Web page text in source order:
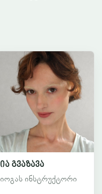
ია გვაზავა
იოგას ინსტრუქტორი